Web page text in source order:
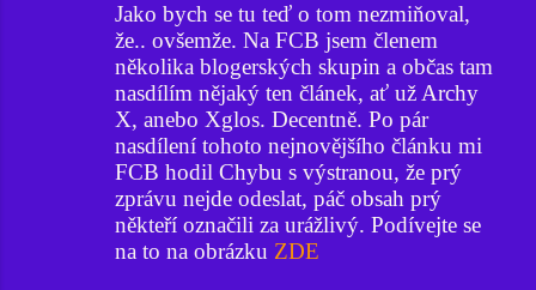
Jako bych se tu teď o tom nezmiňoval,
že.. ovšemže. Na FCB jsem členem
několika blogerských skupin a občas tam
nasdílím nějaký ten článek, ať už Archy
X, anebo Xglos. Decentně. Po pár
nasdílení tohoto nejnovějšího článku mi
FCB hodil Chybu s výstranou, že prý
zprávu nejde odeslat, páč obsah prý
někteří označili za urážlivý. Podívejte se
na to na obrázku ZDE